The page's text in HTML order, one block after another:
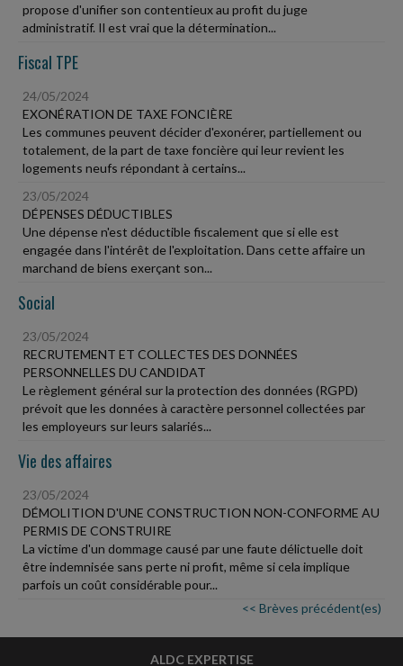
propose d'unifier son contentieux au profit du juge
administratif. Il est vrai que la détermination...
Fiscal TPE
24/05/2024
EXONÉRATION DE TAXE FONCIÈRE
Les communes peuvent décider d'exonérer, partiellement ou
totalement, de la part de taxe foncière qui leur revient les
logements neufs répondant à certains...
23/05/2024
DÉPENSES DÉDUCTIBLES
Une dépense n'est déductible fiscalement que si elle est
engagée dans l'intérêt de l'exploitation. Dans cette affaire un
marchand de biens exerçant son...
Social
23/05/2024
RECRUTEMENT ET COLLECTES DES DONNÉES
PERSONNELLES DU CANDIDAT
Le règlement général sur la protection des données (RGPD)
prévoit que les données à caractère personnel collectées par
les employeurs sur leurs salariés...
Vie des affaires
23/05/2024
DÉMOLITION D'UNE CONSTRUCTION NON-CONFORME AU
PERMIS DE CONSTRUIRE
La victime d'un dommage causé par une faute délictuelle doit
être indemnisée sans perte ni profit, même si cela implique
parfois un coût considérable pour...
<< Brèves précédent(es)
ALDC EXPERTISE